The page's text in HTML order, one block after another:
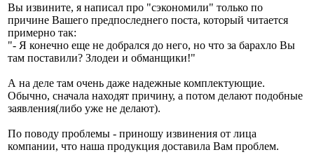
Вы извините, я написал про "сэкономили" только по
причине Вашего предпоследнего поста, который читается
примерно так:
"- Я конечно еще не добрался до него, но что за барахло Вы
там поставили? Злодеи и обманщики!"
А на деле там очень даже надежные комплектующие.
Обычно, сначала находят причину, а потом делают подобные
заявления(либо уже не делают).
По поводу проблемы - приношу извинения от лица
компании, что наша продукция доставила Вам проблем.